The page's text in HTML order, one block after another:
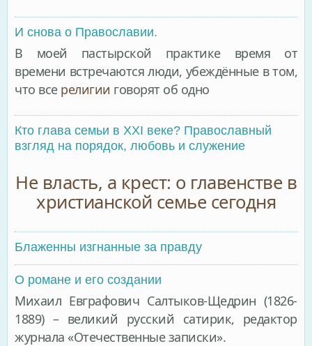
И снова о Православии.
В моей пастырской практике время от
времени встречаются люди, убеждённые в том,
что все религии говорят об одно
Кто глава семьи в XXI веке? Православный
взгляд на порядок, любовь и служение
Не власть, а крест: о главенстве в
христианской семье сегодня
Блаженны изгнанные за правду
О романе и его создании
Михаил Евграфович Салтыков-Щедрин (1826-
1889) – великий русский сатирик, редактор
журнала «Отечественные записки».